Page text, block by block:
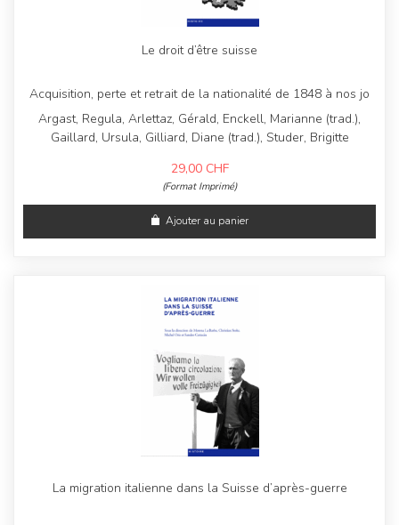
Le droit d’être suisse
Acquisition, perte et retrait de la nationalité de 1848 à nos jo
Argast, Regula, Arlettaz, Gérald, Enckell, Marianne (trad.),
Gaillard, Ursula, Gilliard, Diane (trad.), Studer, Brigitte
29,00 CHF
(Format Imprimé)
Ajouter au panier
La migration italienne dans la Suisse d’après-guerre